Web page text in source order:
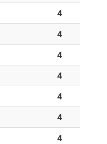
4
4
4
4
4
4
4